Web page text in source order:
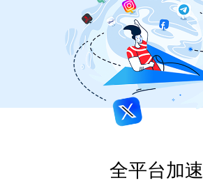
全平台加速